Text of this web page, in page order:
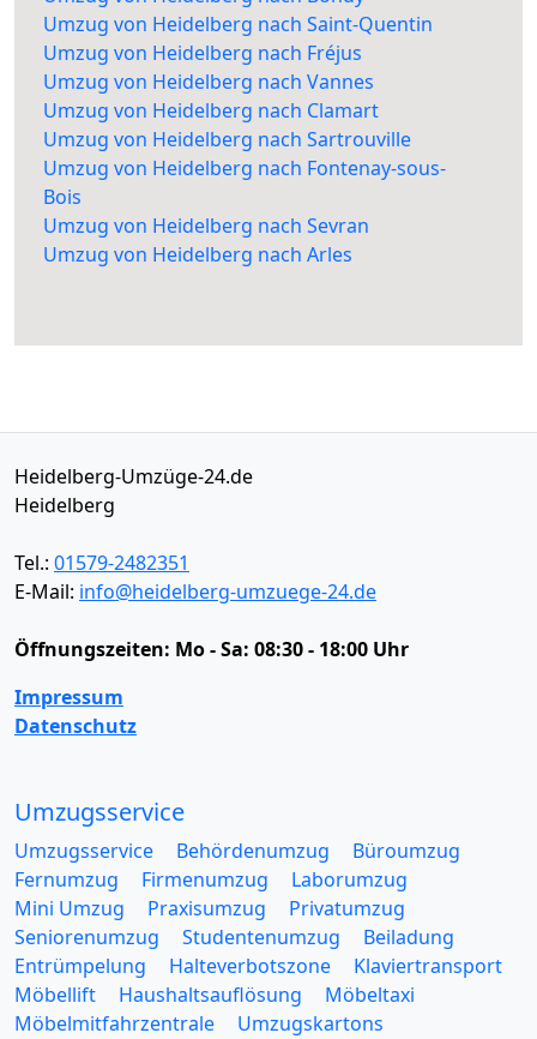
Umzug von Heidelberg nach Saint-Quentin
Umzug von Heidelberg nach Fréjus
Umzug von Heidelberg nach Vannes
Umzug von Heidelberg nach Clamart
Umzug von Heidelberg nach Sartrouville
Umzug von Heidelberg nach Fontenay-sous-
Bois
Umzug von Heidelberg nach Sevran
Umzug von Heidelberg nach Arles
Heidelberg-Umzüge-24.de
Heidelberg
Tel.: 01579-2482351
E-Mail: info@heidelberg-umzuege-24.de
Öffnungszeiten: Mo - Sa: 08:30 - 18:00 Uhr
Impressum
Datenschutz
Umzugsservice
Umzugsservice Behördenumzug
Büroumzug
Fernumzug
Firmenumzug
Laborumzug
Mini Umzug
Praxisumzug
Privatumzug
Seniorenumzug
Studentenumzug
Beiladung
Entrümpelung
Halteverbotszone
Klaviertransport
Möbellift
Haushaltsauflösung
Möbeltaxi
Möbelmitfahrzentrale
Umzugskartons